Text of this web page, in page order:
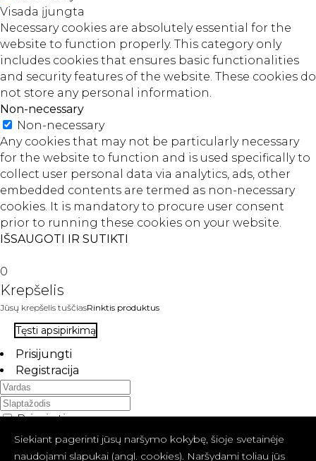
Visada įjungta
Necessary cookies are absolutely essential for the
website to function properly. This category only
includes cookies that ensures basic functionalities
and security features of the website. These cookies do
not store any personal information.
Non-necessary
Non-necessary
Any cookies that may not be particularly necessary
for the website to function and is used specifically to
collect user personal data via analytics, ads, other
embedded contents are termed as non-necessary
cookies. It is mandatory to procure user consent
prior to running these cookies on your website.
IŠSAUGOTI IR SUTIKTI
0
Krepšelis
Jūsų krepšelis tuščiasRinktis produktus
Tęsti apsipirkimą
Prisijungti
Registracija
Priminti
Pamiršote slaptažodį?
PRISIJUNGTI
Siekiant pagerinti jūsų naršymo kokybę, šioje svetainėje
naudojami slapukai (angl. cookies). Naršydami toliau jūs